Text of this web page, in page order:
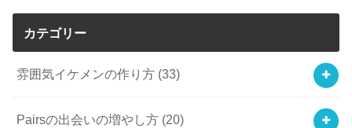
カテゴリー
雰囲気イケメンの作り方 (33)
Pairsの出会いの増やし方 (20)